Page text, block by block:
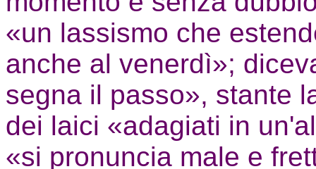
«un lassismo che
anche al venerdì»;
segna il passo», stante
dei laici «adagiati in
«si pronuncia male e